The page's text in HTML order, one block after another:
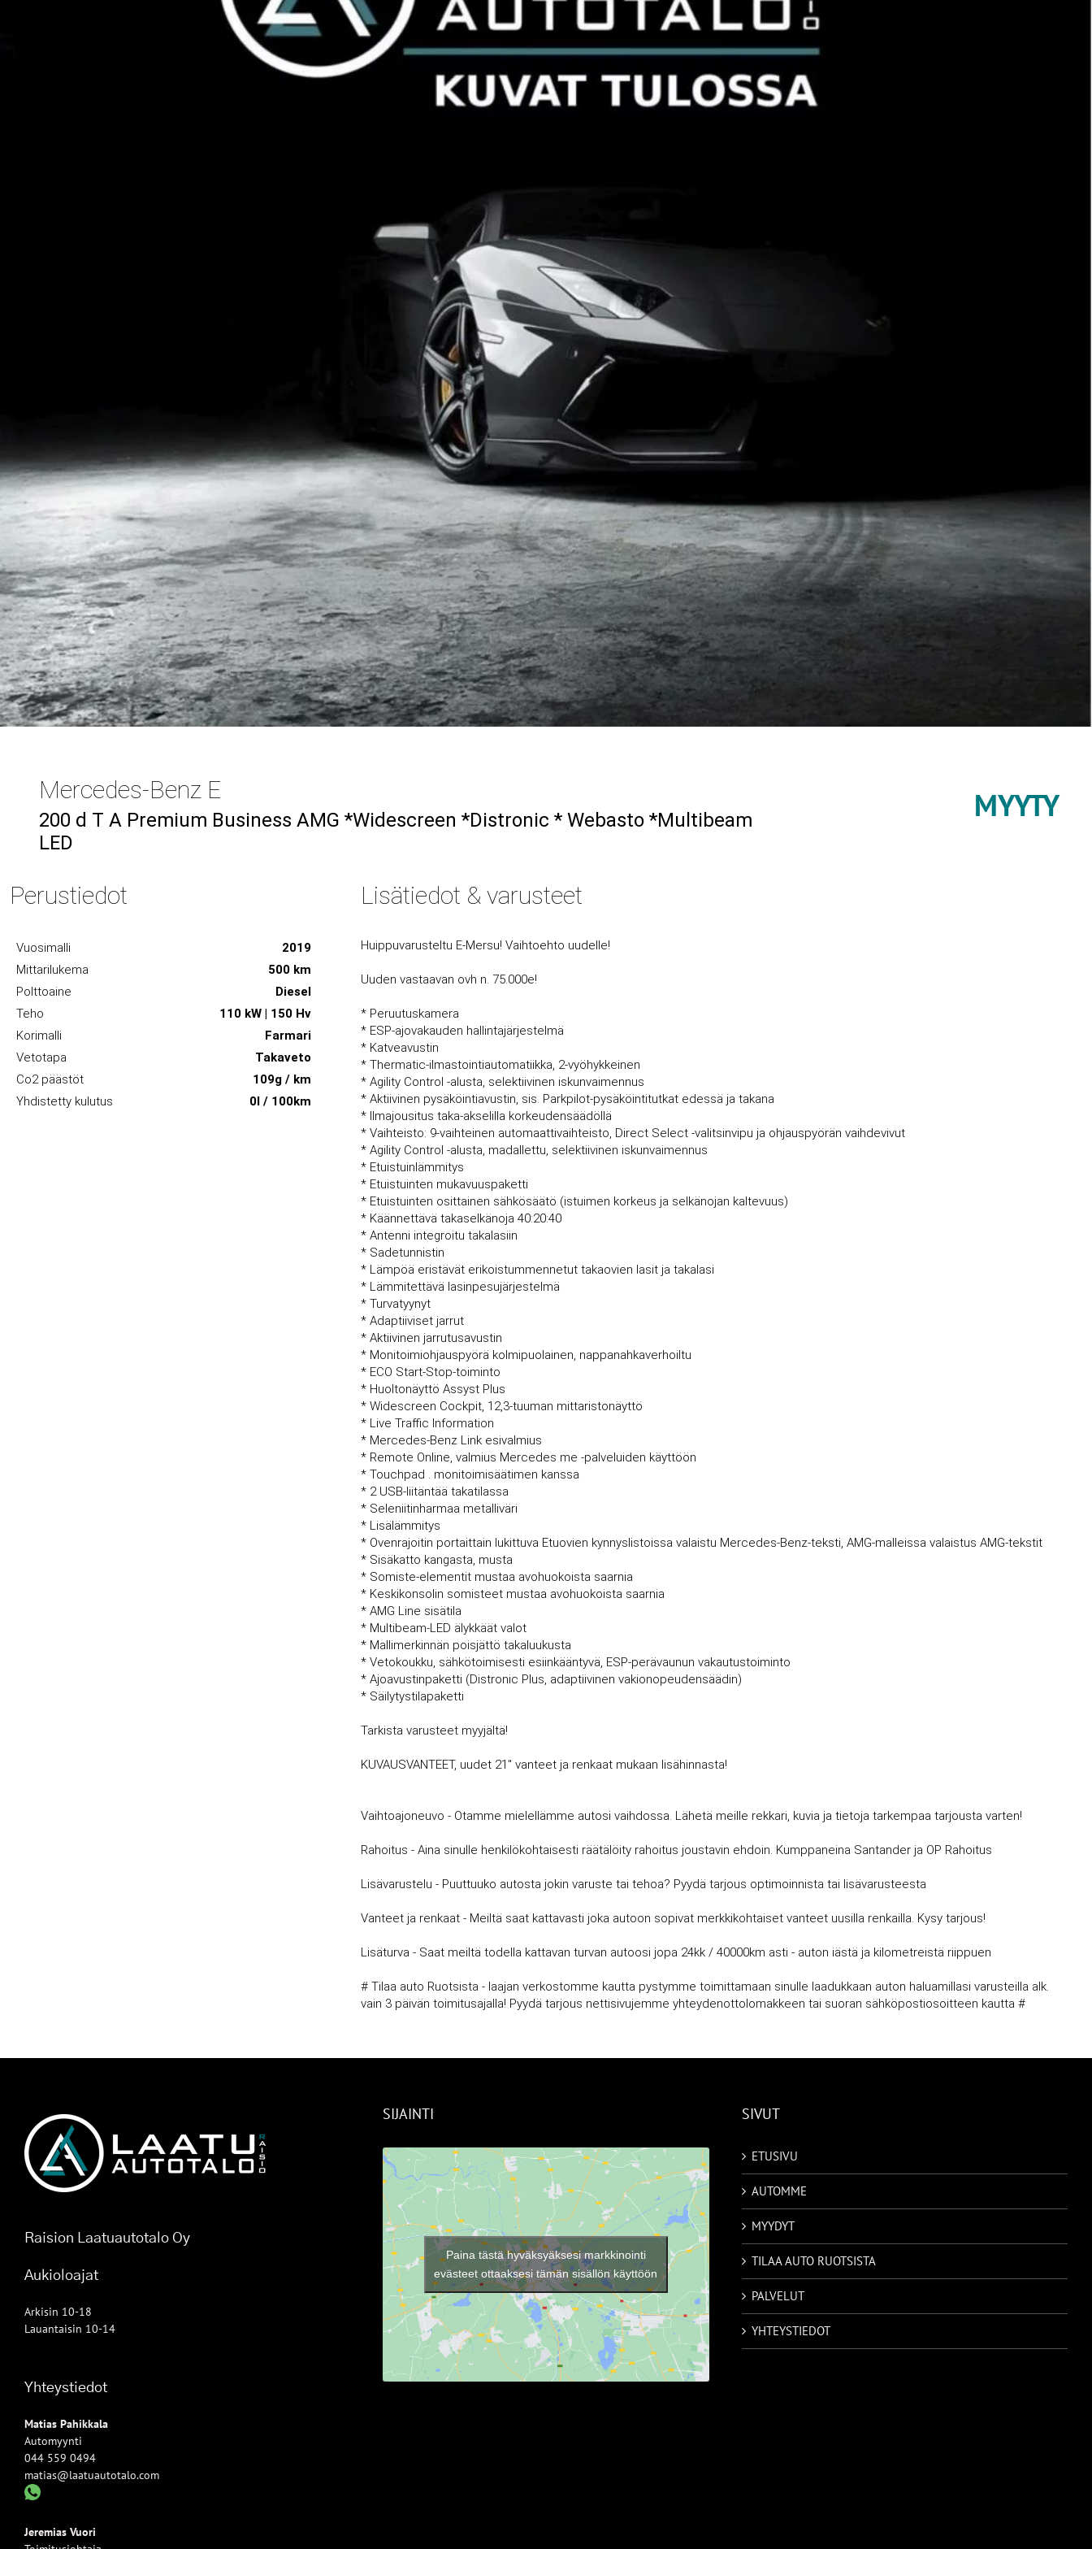
Mercedes-Benz E
200 d T A Premium Business AMG *Widescreen *Distronic * Webasto *Multibeam
LED
MYYTY
Perustiedot
Vuosimalli
2019
Mittarilukema
500 km
Polttoaine
Diesel
Teho
110 kW | 150 Hv
Korimalli
Farmari
Vetotapa
Takaveto
Co2 päästöt
109g / km
Yhdistetty kulutus
0l / 100km
Lisätiedot & varusteet
Huippuvarusteltu E-Mersu! Vaihtoehto uudelle!
Uuden vastaavan ovh n. 75.000e!
* Peruutuskamera
* ESP-ajovakauden hallintajärjestelmä
* Katveavustin
* Thermatic-ilmastointiautomatiikka, 2-vyöhykkeinen
* Agility Control -alusta, selektiivinen iskunvaimennus
* Aktiivinen pysäköintiavustin, sis. Parkpilot-pysäköintitutkat edessä ja takana
* Ilmajousitus taka-akselilla korkeudensäädöllä
* Vaihteisto: 9-vaihteinen automaattivaihteisto, Direct Select -valitsinvipu ja ohjauspyörän vaihdevivut
* Agility Control -alusta, madallettu, selektiivinen iskunvaimennus
* Etuistuinlämmitys
* Etuistuinten mukavuuspaketti
* Etuistuinten osittainen sähkösäätö (istuimen korkeus ja selkänojan kaltevuus)
* Käännettävä takaselkänoja 40:20:40
* Antenni integroitu takalasiin
* Sadetunnistin
* Lämpöä eristävät erikoistummennetut takaovien lasit ja takalasi
* Lämmitettävä lasinpesujärjestelmä
* Turvatyynyt
* Adaptiiviset jarrut
* Aktiivinen jarrutusavustin
* Monitoimiohjauspyörä kolmipuolainen, nappanahkaverhoiltu
* ECO Start-Stop-toiminto
* Huoltonäyttö Assyst Plus
* Widescreen Cockpit, 12,3-tuuman mittaristonäyttö
* Live Traffic Information
* Mercedes-Benz Link esivalmius
* Remote Online, valmius Mercedes me -palveluiden käyttöön
* Touchpad . monitoimisäätimen kanssa
* 2 USB-liitäntää takatilassa
* Seleniitinharmaa metalliväri
* Lisälämmitys
* Ovenrajoitin portaittain lukittuva Etuovien kynnyslistoissa valaistu Mercedes-Benz-teksti, AMG-malleissa valaistus AMG-tekstit
* Sisäkatto kangasta, musta
* Somiste-elementit mustaa avohuokoista saarnia
* Keskikonsolin somisteet mustaa avohuokoista saarnia
* AMG Line sisätila
* Multibeam-LED älykkäät valot
* Mallimerkinnän poisjättö takaluukusta
* Vetokoukku, sähkötoimisesti esiinkääntyvä, ESP-perävaunun vakautustoiminto
* Ajoavustinpaketti (Distronic Plus, adaptiivinen vakionopeudensäädin)
* Säilytystilapaketti
Tarkista varusteet myyjältä!
KUVAUSVANTEET, uudet 21'' vanteet ja renkaat mukaan lisähinnasta!
Vaihtoajoneuvo - Otamme mielellämme autosi vaihdossa. Lähetä meille rekkari, kuvia ja tietoja tarkempaa tarjousta varten!
Rahoitus - Aina sinulle henkilökohtaisesti räätälöity rahoitus joustavin ehdoin. Kumppaneina Santander ja OP Rahoitus
Lisävarustelu - Puuttuuko autosta jokin varuste tai tehoa? Pyydä tarjous optimoinnista tai lisävarusteesta
Vanteet ja renkaat - Meiltä saat kattavasti joka autoon sopivat merkkikohtaiset vanteet uusilla renkailla. Kysy tarjous!
Lisäturva - Saat meiltä todella kattavan turvan autoosi jopa 24kk / 40000km asti - auton iästä ja kilometreistä riippuen
# Tilaa auto Ruotsista - laajan verkostomme kautta pystymme toimittamaan sinulle laadukkaan auton haluamillasi varusteilla alk.
vain 3 päivän toimitusajalla! Pyydä tarjous nettisivujemme yhteydenottolomakkeen tai suoran sähköpostiosoitteen kautta #
Raision Laatuautotalo Oy
Aukioloajat
Arkisin 10-18
Lauantaisin 10-14
Yhteystiedot
Matias Pahikkala
Automyynti
044 559 0494
matias@laatuautotalo.com
Jeremias Vuori
SIJAINTI
Paina tästä hyväksyäksesi markkinointi
evästeet ottaaksesi tämän sisällön käyttöön
SIVUT
ETUSIVU
AUTOMME
MYYDYT
TILAA AUTO RUOTSISTA
PALVELUT
YHTEYSTIEDOT